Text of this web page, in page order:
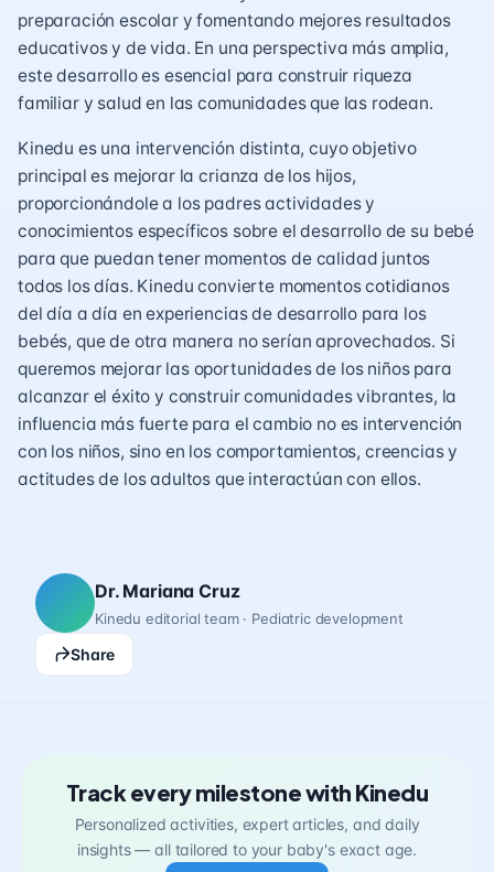
preparación escolar y fomentando mejores resultados
educativos y de vida. En una perspectiva más amplia,
este desarrollo es esencial para construir riqueza
familiar y salud en las comunidades que las rodean.
Kinedu es una intervención distinta, cuyo objetivo
principal es mejorar la crianza de los hijos,
proporcionándole a los padres actividades y
conocimientos específicos sobre el desarrollo de su bebé
para que puedan tener momentos de calidad juntos
todos los días. Kinedu convierte momentos cotidianos
del día a día en experiencias de desarrollo para los
bebés, que de otra manera no serían aprovechados. Si
queremos mejorar las oportunidades de los niños para
alcanzar el éxito y construir comunidades vibrantes, la
influencia más fuerte para el cambio no es intervención
con los niños, sino en los comportamientos, creencias y
actitudes de los adultos que interactúan con ellos.
Dr. Mariana Cruz
Kinedu editorial team · Pediatric development
Share
Track every milestone with Kinedu
Personalized activities, expert articles, and daily
insights — all tailored to your baby's exact age.